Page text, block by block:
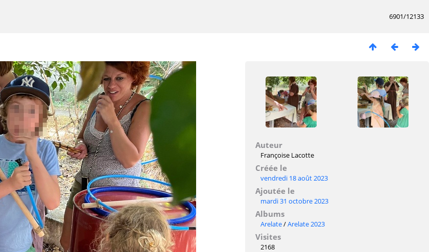
6901/12133
Auteur
Françoise Lacotte
Créée le
vendredi 18 août 2023
Ajoutée le
mardi 31 octobre 2023
Albums
Arelate/Arelate 2023
Visites
2168